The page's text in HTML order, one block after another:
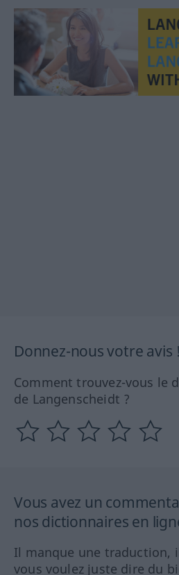
Donnez-nous votre avis !
Comment trouvez-vous le
de Langenscheidt ?
Vous avez un
nos dictionnaires en
Il manque une traduction,
vous voulez juste dire du